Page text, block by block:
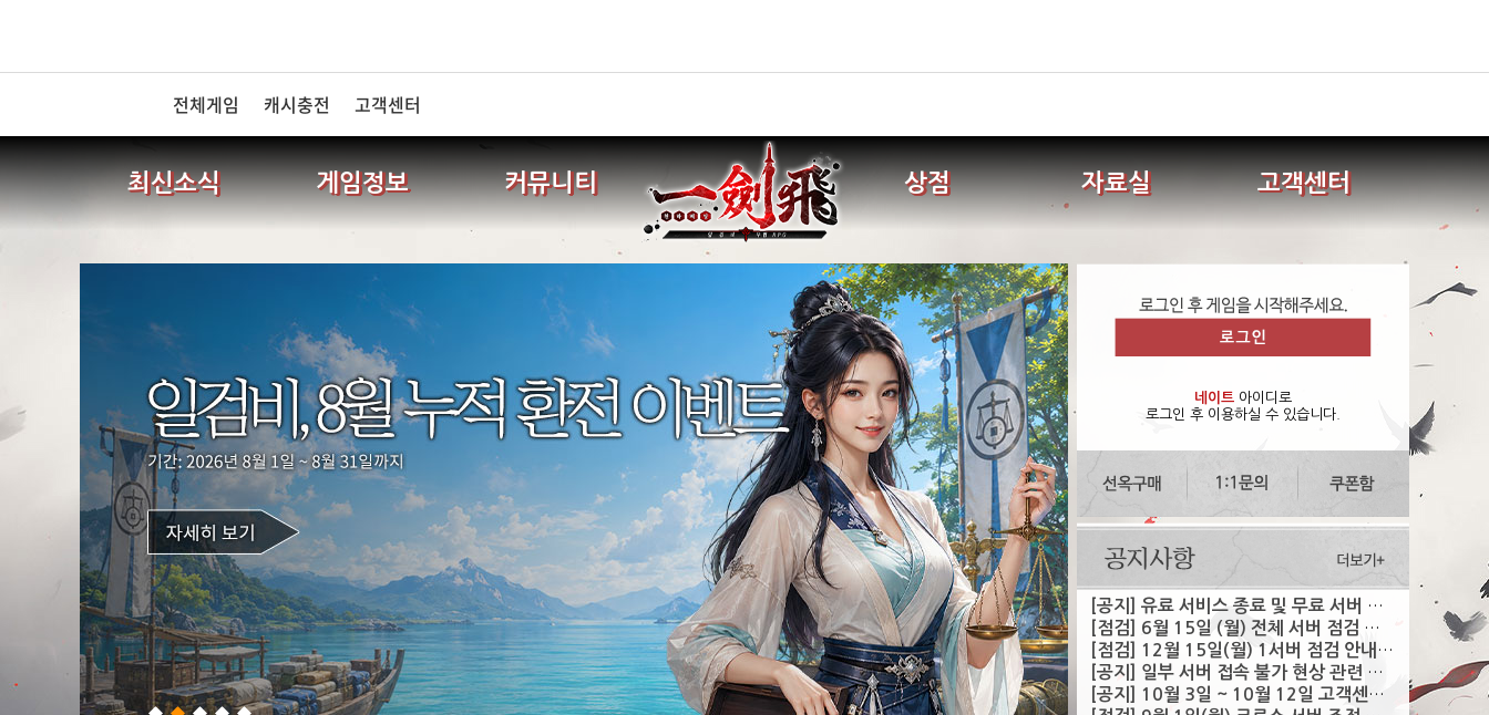
전체게임 캐시충전 고객센터
최신소식 게임정보 커뮤니티 상점 자료실 고객센터
네이트 아이디로
로그인 후 이용하실 수 있습니다.
[공지] 유료 서비스 종료 및 무료 서버 전환 안내
[점검] 6월 15일 (월) 전체 서버 점검 안내 (완료)
[점검] 12월 15일(월) 1서버 점검 안내 (완료)
[공지] 일부 서버 접속 불가 현상 관련 안내 (수정완료)
[공지] 10월 3일 ~ 10월 12일 고객센터 휴무 안내